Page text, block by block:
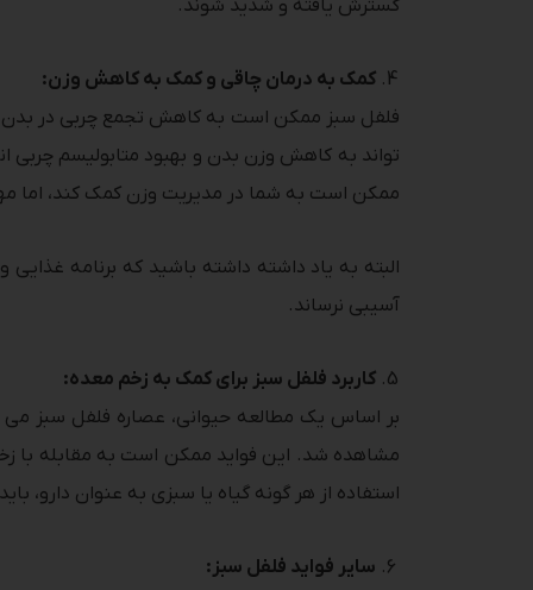
گسترش یافته و شدید شوند.
کمک به درمان چاقی و کمک به کاهش وزن:
فلفل سبز ممکن است به کاهش تجمع چربی در بدن
تواند به کاهش وزن بدن و بهبود متابولیسم
ممکن است به شما در مدیریت وزن کمک کند، اما
البته به یاد داشته داشته باشید که برنامه
آسیبی نرساند.
کاربرد فلفل سبز برای کمک به زخم معده:
بر اساس یک مطالعه حیوانی، عصاره فلفل سبز
مشاهده شد. این فواید ممکن است به مقابله با
استفاده از هر گونه گیاه یا سبزی به عنوان دارو،
سایر فواید فلفل سبز: